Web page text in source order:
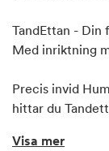
TandEttan - Din
Med inriktning
Precis invid
hittar du
tandvård, så att
Visa mer